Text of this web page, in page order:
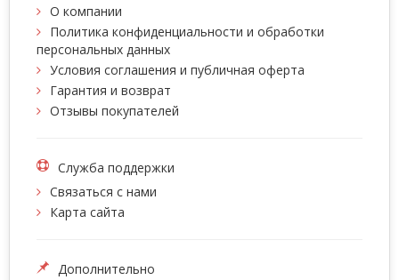
О компании
Политика конфиденциальности и обработки
персональных данных
Условия соглашения и публичная оферта
Гарантия и возврат
Отзывы покупателей
Служба поддержки
Связаться с нами
Карта сайта
Дополнительно